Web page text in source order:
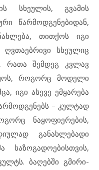
სხეულის, გვამის
წარმოდგენებიდან,
თითქოს იგი
სხეულიც
რათა შემდეგ კვლავ
როგორც მოდელი
იგი ასევე ემყარება
– კულტად
ნაყოფიერების,
განახლებადი
საზოგადოებისთვის,
ბაღებში გმირი-